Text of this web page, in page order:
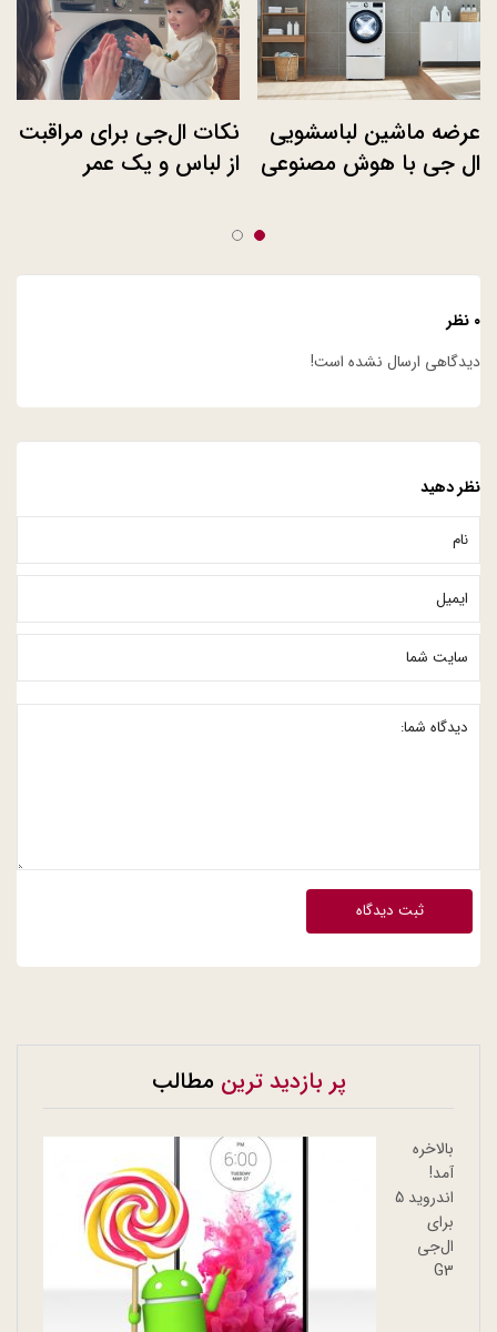
نکات ال‌جی برای مراقبت
از لباس و یک عمر
عرضه ماشین‌ لباسشویی
ال‌ جی با هوش مصنوعی
۰ نظر
دیدگاهی ارسال نشده است!
نظر دهید
ثبت دیدگاه
پر بازدید ترین مطالب
بالاخره
آمد!
اندروید 5
برای
ال‌جی
G3